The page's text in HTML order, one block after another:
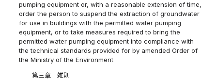
pumping equipment or, with a reasonable extension of time,
order the person to suspend the extraction of groundwater
for use in buildings with the permitted water pumping
equipment, or to take measures required to bring the
permitted water pumping equipment into compliance with
the technical standards provided for by amended Order of
the Ministry of the Environment
第三章 雑則